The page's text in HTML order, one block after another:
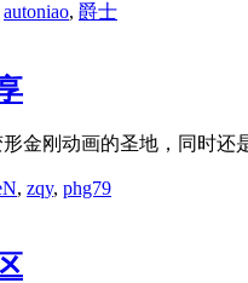
autoniao, 爵士
金刚动画的圣地，同时还
, zqy, phg79